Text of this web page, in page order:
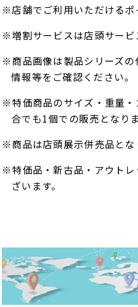
※店舗でご利用いただけるポ
※増割サービスは店頭サービ
※商品画像は製品シリーズの
情報等をご確認ください。
※特価商品のサイズ・重量・
合でも1個での販売となりま
※商品は店頭展示併売品とな
※特価品・新古品・アウト
ざいます。